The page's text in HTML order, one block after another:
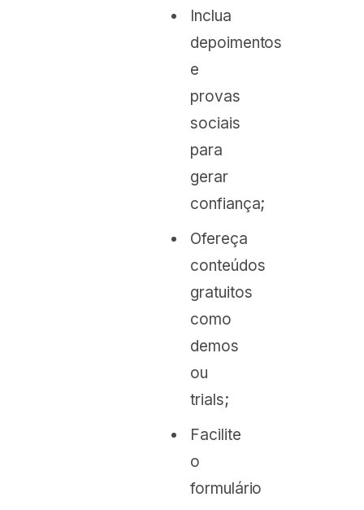
Inclua
depoimentos
e
provas
sociais
para
gerar
confiança;
Ofereça
conteúdos
gratuitos
como
demos
ou
trials;
Facilite
o
formulário